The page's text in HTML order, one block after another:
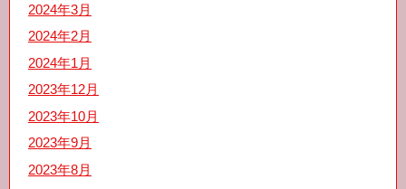
2024年3月
2024年2月
2024年1月
2023年12月
2023年10月
2023年9月
2023年8月